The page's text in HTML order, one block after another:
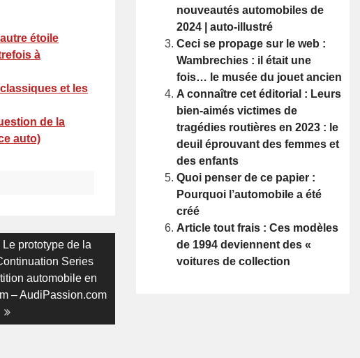
étoile
à
et les
de la
auto)
Le prototype de la
Series
automobile en
– AudiPassion.com
nouveautés automobiles de
2024 | auto-illustré
Ceci se propage sur le web :
Wambrechies : il était une
fois… le musée du jouet ancien
A connaître cet éditorial : Leurs
bien-aimés victimes de
tragédies routières en 2023 : le
deuil éprouvant des femmes et
des enfants
Quoi penser de ce papier :
Pourquoi l’automobile a été
créé
Article tout frais : Ces modèles
de 1994 deviennent des «
voitures de collection